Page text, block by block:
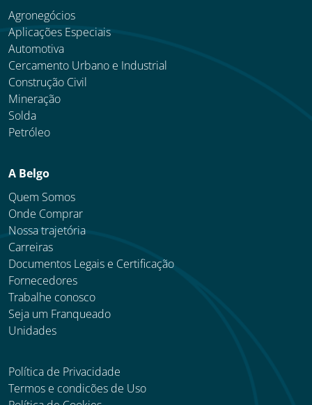
Agronegócios
Aplicações Especiais
Automotiva
Cercamento Urbano e Industrial
Construção Civil
Mineração
Solda
Petróleo
A Belgo
Quem Somos
Onde Comprar
Nossa trajetória
Carreiras
Documentos Legais e Certificação
Fornecedores
Trabalhe conosco
Seja um Franqueado
Unidades
Política de Privacidade
Termos e condicões de Uso